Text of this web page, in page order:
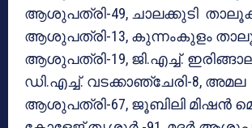
ആശുപത്രി-49, ചാലക്കുടി
ആശുപത്രി-13, കുന്നംകുളം
ആശുപത്രി-19, ജി.എച്ച്.
ഡി.എച്ച്. വടക്കാഞ്ചേരി-8, അമല
ആശുപത്രി-67, ജൂബിലി മിഷൻ